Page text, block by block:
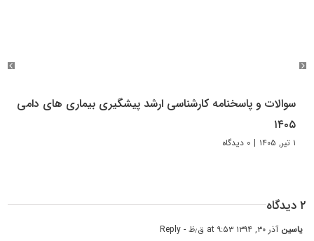
سوالات و پاسخنامه کارشناسی ارشد پیشگیری بیماری های دامی
۱۴۰۵
۱ تیر, ۱۴۰۵ | ۰ دیدگاه
۲ دیدگاه
یاسین آذر ۳۰, ۱۳۹۴ at ۹:۵۳ ق٫ظ - Reply